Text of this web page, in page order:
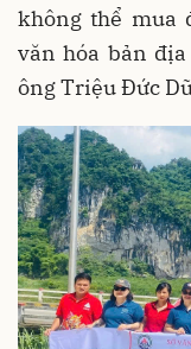
không thể mua
văn hóa bản
ông Triệu Đức